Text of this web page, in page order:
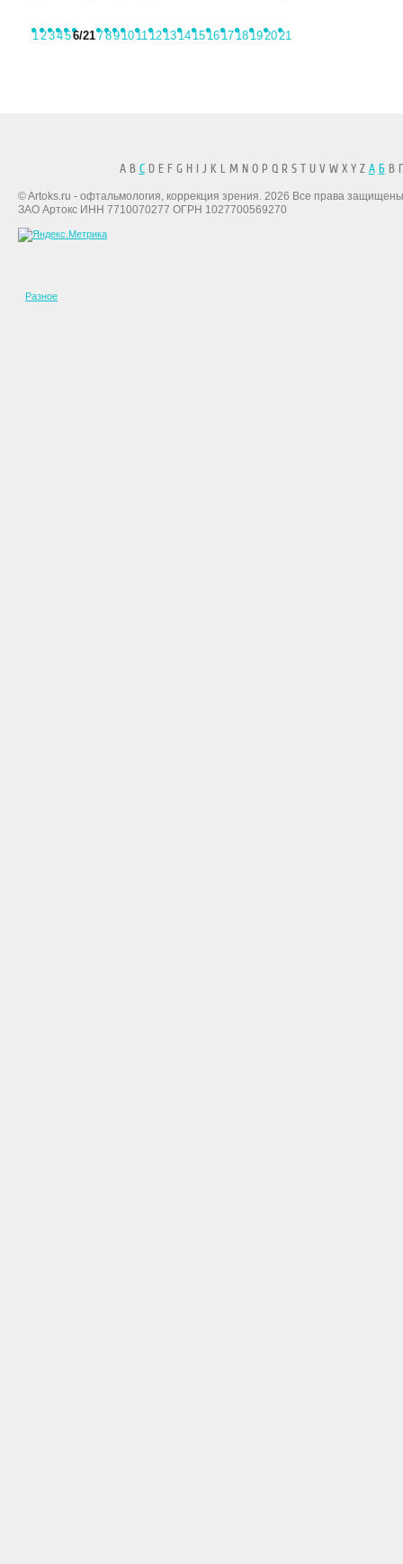
123456/21789101112131415161718192021
A B CD E F G H I J K L M N O P Q R S T U V W X Y Z А БВ
© Artoks.ru - офтальмология, коррекция зрения. 2026 Все права
ЗАО Артокс ИНН 7710070277 ОГРН 1027700569270
Разное